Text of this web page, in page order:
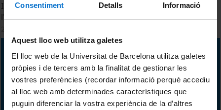
Consentiment Detalls Informació
Aquest lloc web utilitza galetes
El lloc web de la Universitat de Barcelona utilitza galetes
pròpies i de tercers amb la finalitat de gestionar les
vostres preferències (recordar informació perquè accediu
al lloc web amb determinades característiques que
puguin diferenciar la vostra experiència de la d’altres
Inauguració de la Jornada 25N Dia Internacional per
l'eliminació de la violència contra les dones